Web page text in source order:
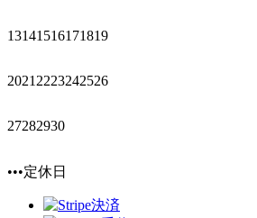
13141516171819
2021 2223242526
27282930
•••定休日